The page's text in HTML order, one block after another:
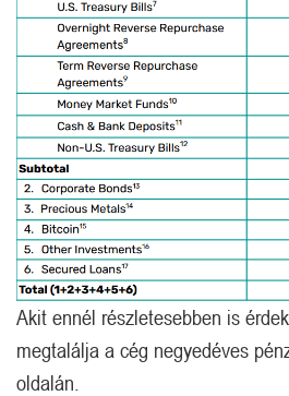
Akit ennél részletesebben is
megtalálja a cég negyedéves
oldalán.